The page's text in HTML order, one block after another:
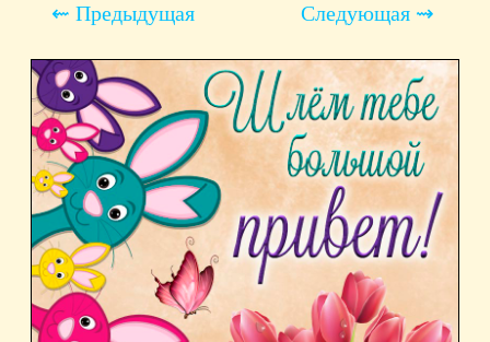
⇜ Предыдущая Следующая ⇝